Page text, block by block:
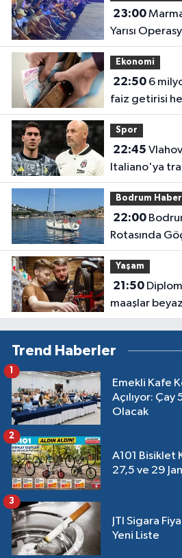
23:00Marmaris Marina’da Gece
Yarısı
Ekonomi
22:506 milyon liranın 32 günlük
faiz getirisi
oran en çok
Spor
22:45
Italiano'ya
Kararını bir
Bodrum
22:00Bodrum Açıklarında İtalya
Rotasında
Kişi Yakalandı
Yaşam
21:50Diplomasız mesleklerde
maaşlar
Sanayide 150
Trend Haberler
Emekli Kafe
Açılıyor: Çay
Olacak
1
A101 Bisiklet
27,5 ve 29
2
JTI Sigara
Yeni Liste
3